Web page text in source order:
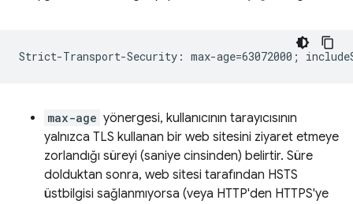
max-age yönergesi, kullanıcının tarayıcısının
yalnızca TLS kullanan bir web sitesini ziyaret etmeye
zorlandığı süreyi (saniye cinsinden) belirtir. Süre
dolduktan sonra, web sitesi tarafından HSTS
üstbilgisi sağlanmıyorsa (veya HTTP'den HTTPS'ye